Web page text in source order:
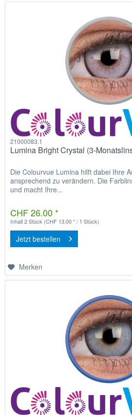
21000083.1
Lumina Bright Crystal (3-
Die Colourvue Lumina hilft dabei Ihre
ansprechend zu verändern. Die
und macht Ihre...
CHF 26.00 *
Inhalt2 Stück (CHF 13.00 * / 1 Stück)
Jetzt bestellen
Merken